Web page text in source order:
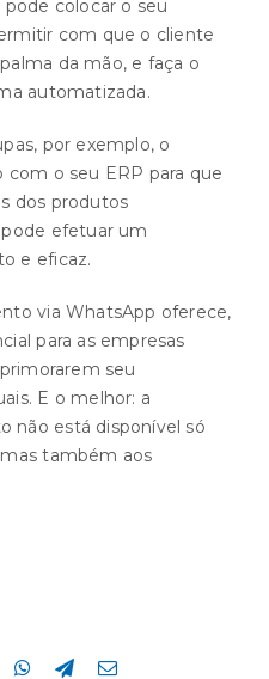
colocar o seu
com que o cliente
da mão, e faça o
automatizada.
por exemplo, o
o seu ERP para que
dos produtos
efetuar um
e eficaz.
via WhatsApp oferece,
para as empresas
seu
E o melhor: a
não está disponível só
também aos
WhatsApp
Telegram
E-